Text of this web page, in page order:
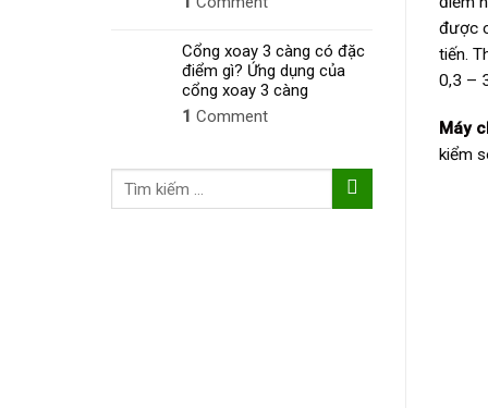
Cổng xoay 3 càng có đặc
điểm gì? Ứng dụng của
cổng xoay 3 càng
1 Comment
Tìm
được
tiến.
0,3 –
Máy
kiểm